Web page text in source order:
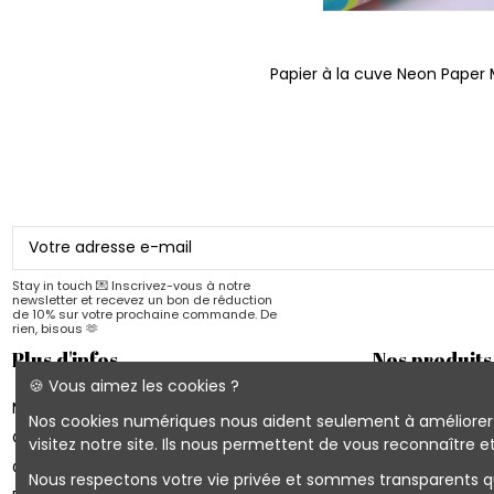
Papier à la cuve Neon Paper
Stay in touch 💌 Inscrivez-vous à notre
newsletter et recevez un bon de réduction
de 10% sur votre prochaine commande. De
rien, bisous 🫶
Plus d'infos
Mon compte
Conditions d'utilisation
Contactez-nous
Nos produits
Cahiers
Blocs &
🍪 Vous aimez les cookies ?
Nos cookies numériques nous aident seulement à
visitez notre site. Ils nous permettent de vous reconnaître
Nous respectons votre vie privée et sommes transparents